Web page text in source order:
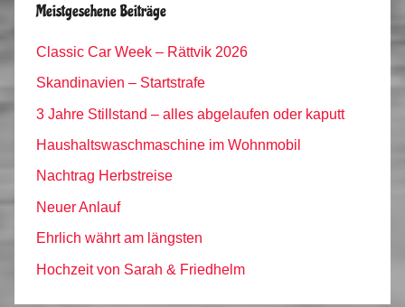
Meistgesehene Beiträge
Classic Car Week – Rättvik 2026
Skandinavien – Startstrafe
3 Jahre Stillstand – alles abgelaufen oder kaputt
Haushaltswaschmaschine im Wohnmobil
Nachtrag Herbstreise
Neuer Anlauf
Ehrlich währt am längsten
Hochzeit von Sarah & Friedhelm